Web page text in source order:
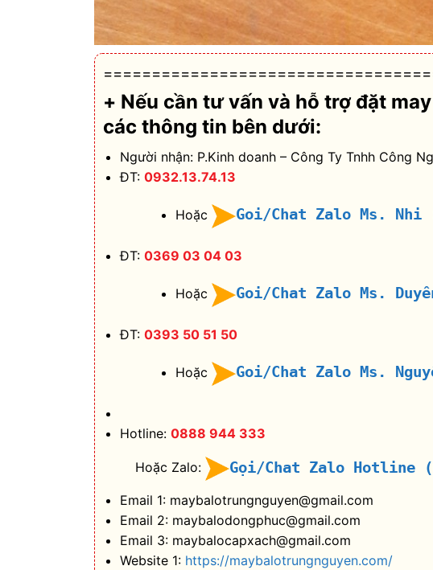
+ Nếu cần tư vấn và hỗ trợ đặt
các thông tin bên dưới:
Người nhận: P.Kinh doanh – Công Ty Tnhh Công
ĐT: 0932.13.74.13
Hoặc Goi/Chat Zalo Ms. Nhi
ĐT: 0369 03 04 03
Hoặc Goi/Chat Zalo Ms.
ĐT: 0393 50 51 50
Hoặc Goi/Chat Zalo Ms.
Hotline: 0888 944 333
Hoặc Zalo: Gọi/Chat Zalo Hotline
Email 1: maybalotrungnguyen@gmail.com
Email 2: maybalodongphuc@gmail.com
Email 3: maybalocapxach@gmail.com
Website 1: https://maybalotrungnguyen.com/